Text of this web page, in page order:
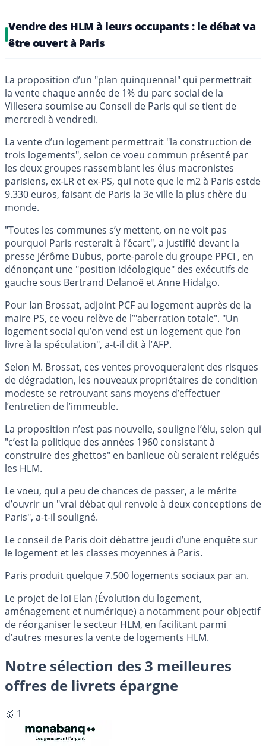
Vendre des HLM à leurs occupants : le débat va
être ouvert à Paris
La proposition d’un "plan quinquennal" qui permettrait
la vente chaque année de 1% du parc social de la
Villesera soumise au Conseil de Paris qui se tient de
mercredi à vendredi.
La vente d’un logement permettrait "la construction de
trois logements", selon ce voeu commun présenté par
les deux groupes rassemblant les élus macronistes
parisiens, ex-LR et ex-PS, qui note que le m2 à Paris estde
9.330 euros, faisant de Paris la 3e ville la plus chère du
monde.
"Toutes les communes s’y mettent, on ne voit pas
pourquoi Paris resterait à l’écart", a justifié devant la
presse Jérôme Dubus, porte-parole du groupe PPCI , en
dénonçant une "position idéologique" des exécutifs de
gauche sous Bertrand Delanoë et Anne Hidalgo.
Pour Ian Brossat, adjoint PCF au logement auprès de la
maire PS, ce voeu relève de l’"aberration totale". "Un
logement social qu’on vend est un logement que l’on
livre à la spéculation", a-t-il dit à l’AFP.
Selon M. Brossat, ces ventes provoqueraient des risques
de dégradation, les nouveaux propriétaires de condition
modeste se retrouvant sans moyens d’effectuer
l’entretien de l’immeuble.
La proposition n’est pas nouvelle, souligne l’élu, selon qui
"c’est la politique des années 1960 consistant à
construire des ghettos" en banlieue où seraient relégués
les HLM.
Le voeu, qui a peu de chances de passer, a le mérite
d’ouvrir un "vrai débat qui renvoie à deux conceptions de
Paris", a-t-il souligné.
Le conseil de Paris doit débattre jeudi d’une enquête sur
le logement et les classes moyennes à Paris.
Paris produit quelque 7.500 logements sociaux par an.
Le projet de loi Elan (Évolution du logement,
aménagement et numérique) a notamment pour objectif
de réorganiser le secteur HLM, en facilitant parmi
d’autres mesures la vente de logements HLM.
Notre sélection des 3 meilleures
offres de livrets épargne
🥇 1